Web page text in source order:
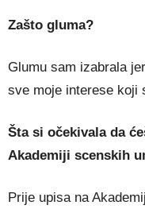
Zašto gluma?
Glumu sam izabrala
sve moje interese koji
Šta si očekivala da
Akademiji scenskih
Prije upisa na